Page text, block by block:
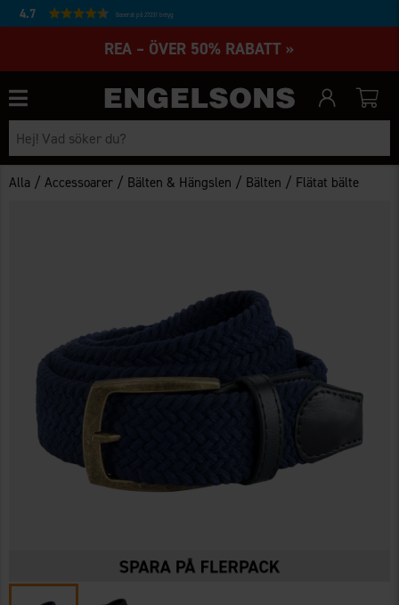
4.7 Baserat på 27231 betyg
REA – ÖVER 50% RABATT »
Alla /Accessoarer / Bälten & Hängslen / Bälten / Flätat bälte